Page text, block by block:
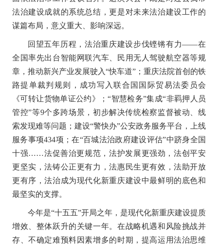
法治建设成就的系统总结，更是对未来法治建设工作的
谋篇布局，意义重大、影响深远。
回望五年历程，法治重庆建设步伐铿锵有力——在
全国率先出台智能网联汽车、民用无人驾驶航空器等规
章，推动新兴产业发展驶入“快车道”；重庆法院首创的铁
路提单裁判规则，成功写入联合国国际贸易法委员会
《可转让货物单证公约》；“智慧检务”集成“非羁押人员
管控”等9个多跨场景，初步解决传统检察监督被动、线
索发现难等问题；建设“警快办”公安政务服务平台，上线
服务事项434项；在“百城法治政府建设评估”中跻身全国
十强……法促善治更规范，法护发展更强劲，法创平安
更坚实，法铸公正更有力，法惠民生更有效，法助开放
更有序，法治成为现代化新重庆建设中最鲜明的底色和
最坚实的支撑。
今年是“十五五”开局之年，是现代化新重庆建设提质
增效、整体跃升的关键一年。在战略机遇和风险挑战并
存、不确定难预料因素增多的时期，提高运用法治思维